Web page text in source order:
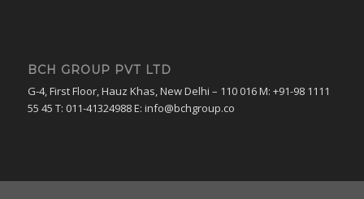
BCH GROUP PVT LTD
G-4, First Floor, Hauz Khas, New Delhi – 110 016 M: +91-98 1111
55 45 T: 011-41324988 E: info@bchgroup.co